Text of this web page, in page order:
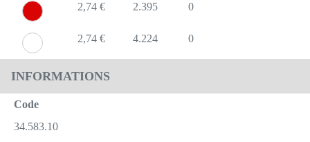
2,74 € 2.395 0
2,74 € 4.224 0
INFORMATIONS
Code
34.583.10